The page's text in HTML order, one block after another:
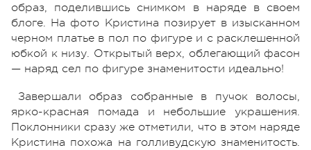
образ, поделившись снимком в наряде в своем
блоге. На фото Кристина позирует в изысканном
черном платье в пол по фигуре и с расклешенной
юбкой к низу. Открытый верх, облегающий фасон
— наряд сел по фигуре знаменитости идеально!
Завершали образ собранные в пучок волосы,
ярко-красная помада и небольшие украшения.
Поклонники сразу же отметили, что в этом наряде
Кристина похожа на голливудскую знаменитость.